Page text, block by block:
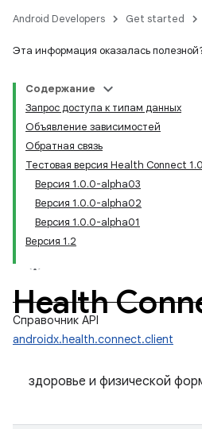
Android Developers Get started
Эта информация оказалась
Содержание
Запрос доступа к типам данных
Объявление зависимостей
Обратная связь
Тестовая версия Health Connect 1.0
Версия 1.0.0-alpha03
Версия 1.0.0-alpha02
Версия 1.0.0-alpha01
Версия 1.2
Health
Справочник API
androidx.health.connect.client
здоровье и физической